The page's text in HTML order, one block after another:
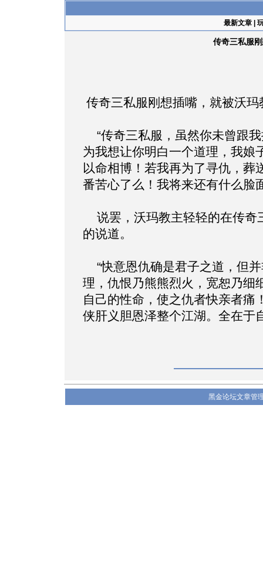
最新文章|
传奇三私服
传奇三私服刚想插嘴，就被沃玛
“传奇三私服，虽然你未曾跟
为我想让你明白一个道理，我娘
以命相博！若我再为了寻仇，葬
番苦心了么！我将来还有什么脸
说罢，沃玛教主轻轻的在传奇
的说道。
“快意恩仇确是君子之道，但
理，仇恨乃熊熊烈火，宽恕乃细
自己的性命，使之仇者快亲者痛
侠肝义胆恩泽整个江湖。全在于
黑金论坛文章管